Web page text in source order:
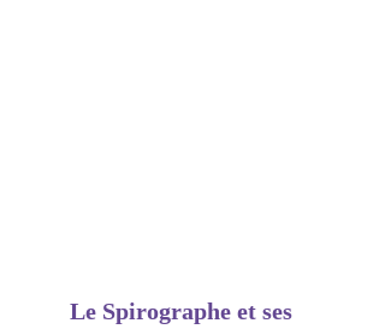
Le Spirographe et ses